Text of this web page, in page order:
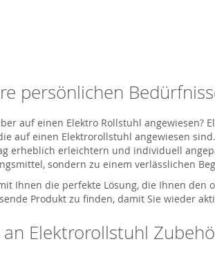
persönlichen
auf einen Elektro Rollstuhl angewiesen?
auf einen Elektrorollstuhl angewiesen
erheblich erleichtern und individuell
sondern zu einem verlässlichen
Ihnen die perfekte Lösung, die Ihnen
Produkt zu finden, damit Sie wieder
Elektrorollstuhl